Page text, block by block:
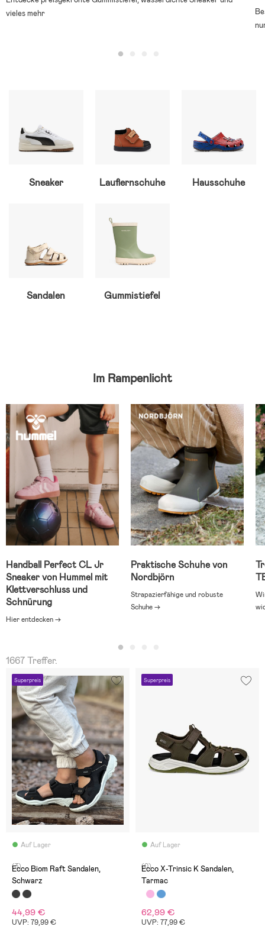
vieles mehr
Sneaker Lauflernschuhe Hausschuhe
Sandalen Gummistiefel
Im Rampenlicht
Handball Perfect CL Jr
Sneaker von Hummel mit
Klettverschluss und
Schnürung
Hier entdecken →
Praktische Schuhe von
Nordbjörn
Strapazierfähige und robuste
Schuhe →
1667 Treffer.
Superpreis
Auf Lager
(3)
Ecco Biom Raft Sandalen,
Schwarz
44,99 €
UVP: 79,99 €
Superpreis
Auf Lager
(0)
Ecco X-Trinsic K Sandalen,
Tarmac
62,99 €
UVP: 77,99 €